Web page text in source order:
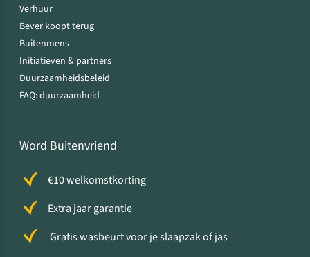
Verhuur
Bever koopt terug
Buitenmens
Initiatieven & partners
Duurzaamheidsbeleid
FAQ: duurzaamheid
Word Buitenvriend
€10 welkomstkorting
Extra jaar garantie
Gratis wasbeurt voor je slaapzak of jas